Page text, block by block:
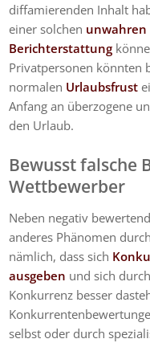
diffamierenden Inhalt
einer solchen unwahren
Berichterstattung
Privatpersonen könnten
normalen Urlaubsfrust
Anfang an überzogene
den Urlaub.
Bewusst falsche
Wettbewerber
Neben negativ
anderes Phänomen
nämlich, dass sich
ausgeben und sich
Konkurrenz besser
selbst oder durch